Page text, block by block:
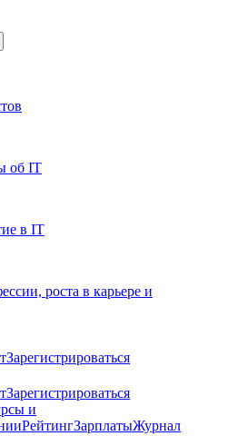
об IT
в IT
роста в карьере и
Зарегистрироваться
Зарегистрироваться
и
РейтингЗарплатыЖурнал